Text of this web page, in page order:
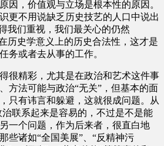
因，价值观与立场是根本性的原因。
更不用说缺乏历史技艺的人口中说出
我们重视，我们最关心的仍然
历史学意义上的历史合法性，这才是
务或者去从事的工作。
精彩，尤其是在政治和艺术这件事
方法可能与政治“无关”，但基本的面
只有讳言和躲避，这就很成问题。从
治联系起来是容易的，不过是不是能
一个问题，作为后来者，很直白地
些诸如“全国美展”、“反精神污